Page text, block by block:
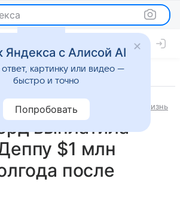
и факты - Новости Светская жизнь
выплатила
$1 млн
после
Яндекса с Алисой AI
картинку или видео —
быстро и точно
Попробовать